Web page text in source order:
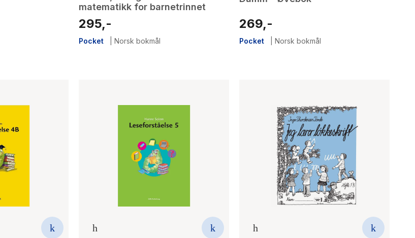
matematikk for barnetrinnet
295,-
Pocket Norsk bokmål
269,-
Pocket Norsk bokmål